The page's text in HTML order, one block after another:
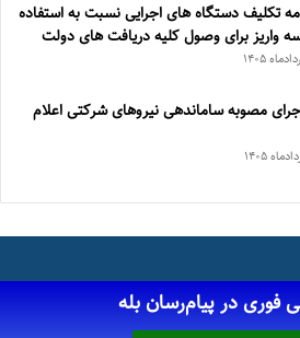
تکلیف دستگاه های اجرایی نسبت به استفاده
واریز برای وصول کلیه دریافت های دولت
مصوبه ساماندهی نیروهای شرکتی اعلام
فوری در پیام‌رسان بله